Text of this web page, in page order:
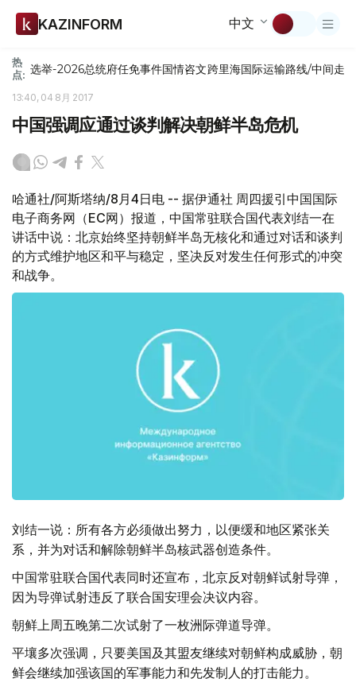
KAZINFORM 中文
热
点: 选举-2026总统府任免事件国情咨文跨里海国际运输路线/中间走廊
13:40, 04 8月 2017
中国强调应通过谈判解决朝鲜半岛危机
哈通社/阿斯塔纳/8月4日电 -- 据伊通社 周四援引中国国际
电子商务网（EC网）报道，中国常驻联合国代表刘结一在
讲话中说：北京始终坚持朝鲜半岛无核化和通过对话和谈判
的方式维护地区和平与稳定，坚决反对发生任何形式的冲突
和战争。
刘结一说：所有各方必须做出努力，以便缓和地区紧张关
系，并为对话和解除朝鲜半岛核武器创造条件。
中国常驻联合国代表同时还宣布，北京反对朝鲜试射导弹，
因为导弹试射违反了联合国安理会决议内容。
朝鲜上周五晚第二次试射了一枚洲际弹道导弹。
平壤多次强调，只要美国及其盟友继续对朝鲜构成威胁，朝
鲜会继续加强该国的军事能力和先发制人的打击能力。